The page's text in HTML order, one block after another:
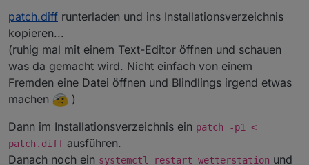
patch.diff runterladen und ins Installationsverzeichnis
kopieren...
(ruhig mal mit einem Text-Editor öffnen und schauen
was da gemacht wird. Nicht einfach von einem
Fremden eine Datei öffnen und Blindlings irgend etwas
machen
)
Dann im Installationsverzeichnis ein patch -p1 <
patch.diff ausführen.
Danach noch ein systemctl restart wetterstation und